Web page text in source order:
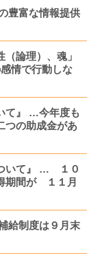
豊富な情報提供
論理）、魂」
情で行動しな
て』 …今年度も
つの助成金があ
ついて』 … １０
期間が １１月
給制度は９月末